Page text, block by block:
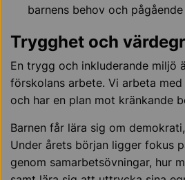
barnens behov och
Trygghet och
En trygg och inkluderande miljö
förskolans arbete. Vi arbeta
och har en plan mot kränkande
Barnen får lära sig om
Under årets början ligger fokus
genom samarbetsövningar, hur